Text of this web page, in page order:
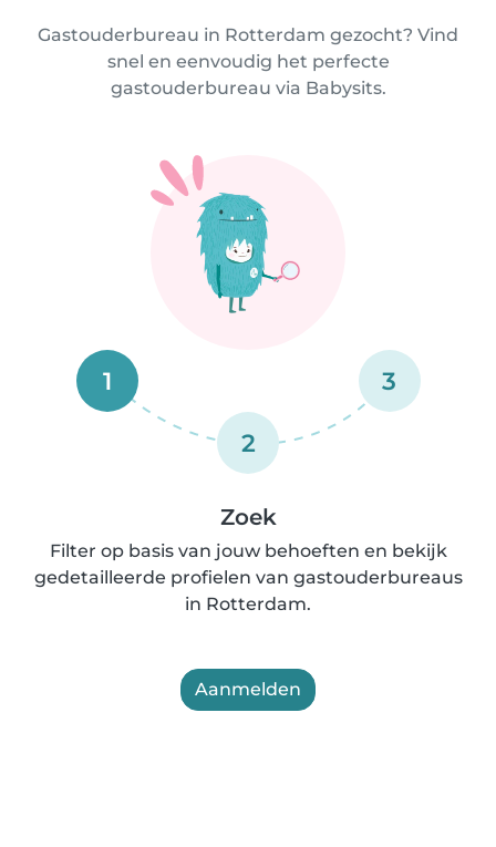
Gastouderbureau in Rotterdam gezocht? Vind
snel en eenvoudig het perfecte
gastouderbureau via Babysits.
1
2
3
Zoek
Filter op basis van jouw behoeften en bekijk
gedetailleerde profielen van gastouderbureaus
in Rotterdam.
Aanmelden